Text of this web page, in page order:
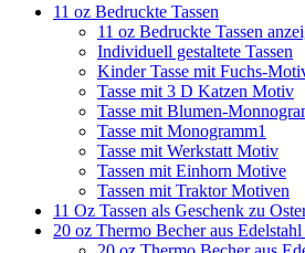
11 oz Bedruckte Tassen
11 oz Bedruckte Tassen
Individuell gestaltete Tassen
Kinder Tasse mit Fuchs-
Tasse mit 3 D Katzen Motiv
Tasse mit Blumen-
Tasse mit Monogramm1
Tasse mit Werkstatt Motiv
Tassen mit Einhorn Motive
Tassen mit Traktor Motiven
11 Oz Tassen als Geschenk zu
20 oz Thermo Becher aus